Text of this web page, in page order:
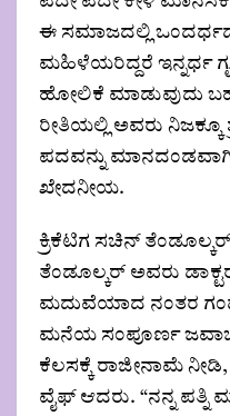
ಈ ಸಮಾಜದಲ್ಲಿ
ಮಹಿಳೆಯರಿದ್ದರೆ ಇನ್ನರ್ಧ
ಹೋಲಿಕೆ ಮಾಡುವುದು
ರೀತಿಯಲ್ಲಿ ಅವರು ನಿಜಕ್ಕೂ
ಪದವನ್ನು
ಖೇದನೀಯ.
ಕ್ರಿಕೆಟಿಗ ಸಚಿನ್
ತೆಂಡೂಲ್ಕರ್ ಅವರು
ಮದುವೆಯಾದ ನಂತರ
ಮನೆಯ ಸಂಪೂರ್ಣ
ಕೆಲಸಕ್ಕೆ ರಾಜೀನಾಮೆ
ವೈಫ್ ಆದರು. “ನನ್ನ ಪತ್ನಿ